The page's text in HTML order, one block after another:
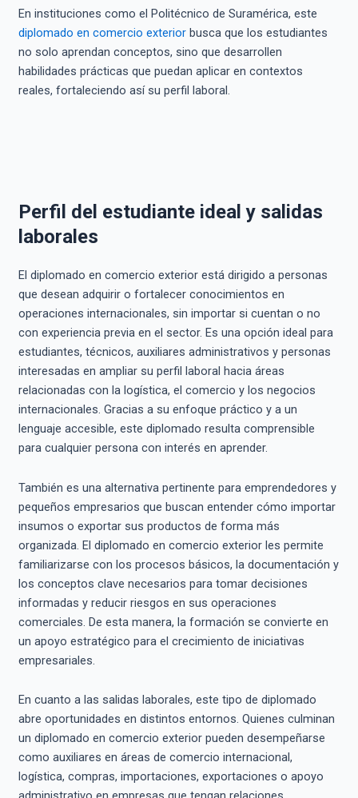
En instituciones como el Politécnico de Suramérica, este
diplomado en comercio exterior busca que los estudiantes
no solo aprendan conceptos, sino que desarrollen
habilidades prácticas que puedan aplicar en contextos
reales, fortaleciendo así su perfil laboral.
Perfil del estudiante ideal y salidas
laborales
El diplomado en comercio exterior está dirigido a personas
que desean adquirir o fortalecer conocimientos en
operaciones internacionales, sin importar si cuentan o no
con experiencia previa en el sector. Es una opción ideal para
estudiantes, técnicos, auxiliares administrativos y personas
interesadas en ampliar su perfil laboral hacia áreas
relacionadas con la logística, el comercio y los negocios
internacionales. Gracias a su enfoque práctico y a un
lenguaje accesible, este diplomado resulta comprensible
para cualquier persona con interés en aprender.
También es una alternativa pertinente para emprendedores y
pequeños empresarios que buscan entender cómo importar
insumos o exportar sus productos de forma más
organizada. El diplomado en comercio exterior les permite
familiarizarse con los procesos básicos, la documentación y
los conceptos clave necesarios para tomar decisiones
informadas y reducir riesgos en sus operaciones
comerciales. De esta manera, la formación se convierte en
un apoyo estratégico para el crecimiento de iniciativas
empresariales.
En cuanto a las salidas laborales, este tipo de diplomado
abre oportunidades en distintos entornos. Quienes culminan
un diplomado en comercio exterior pueden desempeñarse
como auxiliares en áreas de comercio internacional,
logística, compras, importaciones, exportaciones o apoyo